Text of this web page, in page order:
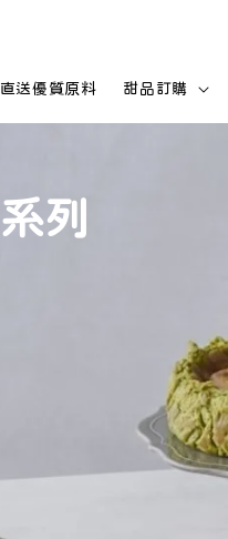
送優質原料 甜品訂購
列